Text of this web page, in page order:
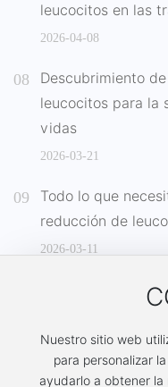
leucocitos en las
2026-04-08
Descubrimiento
leucocitos para la
vidas
2026-03-21
Todo lo que
reducción de
2026-03-11
Nuestro sitio web
para personalizar
ayudarlo a obtener la